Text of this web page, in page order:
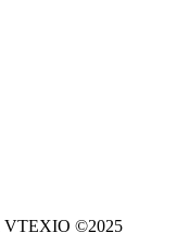
VTEXIO ©2025